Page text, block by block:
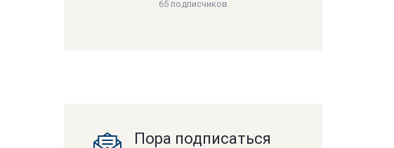
65 подписчиков
Пора подписаться